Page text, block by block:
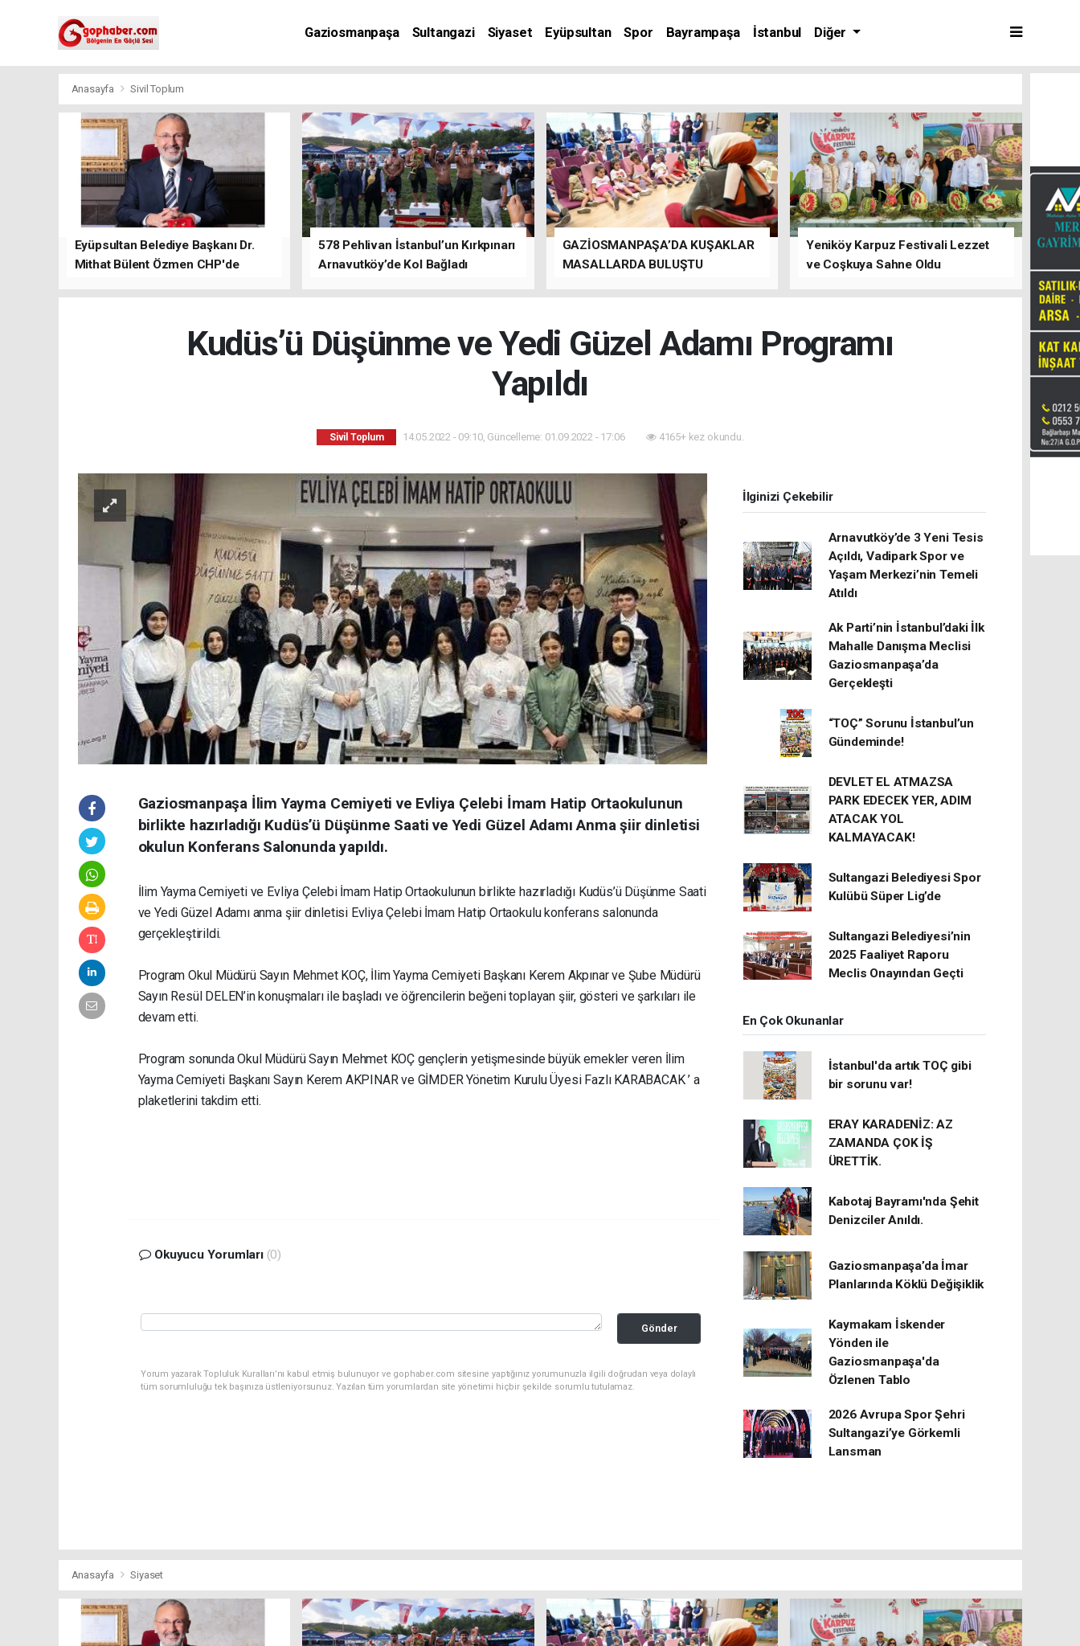
Gaziosmanpaşa Sultangazi Siyaset Eyüpsultan Spor Bayrampaşa İstanbul Diğer
Anasayfa Sivil Toplum
Eyüpsultan Belediye Başkanı Dr.
Mithat Bülent Özmen CHP'de
578 Pehlivan İstanbul’un Kırkpınarı
Arnavutköy’de Kol Bağladı
GAZİOSMANPAŞA’DA KUŞAKLAR
MASALLARDA BULUŞTU
Yeniköy Karpuz Festivali Lezzet
ve Coşkuya Sahne Oldu
Kudüs’ü Düşünme ve Yedi Güzel Adamı Programı
Yapıldı
Sivil Toplum 14.05.2022 - 09:10, Güncelleme: 01.09.2022 - 17:06 4165+ kez okundu.
Gaziosmanpaşa İlim Yayma Cemiyeti ve Evliya Çelebi İmam Hatip Ortaokulunun
birlikte hazırladığı Kudüs’ü Düşünme Saati ve Yedi Güzel Adamı Anma şiir dinletisi
okulun Konferans Salonunda yapıldı.
İlim Yayma Cemiyeti ve Evliya Çelebi İmam Hatip Ortaokulunun birlikte hazırladığı Kudüs’ü Düşünme Saati
ve Yedi Güzel Adamı anma şiir dinletisi Evliya Çelebi İmam Hatip Ortaokulu konferans salonunda
gerçekleştirildi.
Program Okul Müdürü Sayın Mehmet KOÇ, İlim Yayma Cemiyeti Başkanı Kerem Akpınar ve Şube Müdürü
Sayın Resül DELEN’in konuşmaları ile başladı ve öğrencilerin beğeni toplayan şiir, gösteri ve şarkıları ile
devam etti.
Program sonunda Okul Müdürü Sayın Mehmet KOÇ gençlerin yetişmesinde büyük emekler veren İlim
Yayma Cemiyeti Başkanı Sayın Kerem AKPINAR ve GİMDER Yönetim Kurulu Üyesi Fazlı KARABACAK ’ a
plaketlerini takdim etti.
Okuyucu Yorumları (0)
Gönder
Yorum yazarak Topluluk Kuralları’nı kabul etmiş bulunuyor ve gophaber.com sitesine yaptığınız yorumunuzla ilgili doğrudan veya dolaylı
tüm sorumluluğu tek başınıza üstleniyorsunuz. Yazılan tüm yorumlardan site yönetimi hiçbir şekilde sorumlu tutulamaz.
İlginizi Çekebilir
Arnavutköy’de 3 Yeni Tesis
Açıldı, Vadipark Spor ve
Yaşam Merkezi’nin Temeli
Atıldı
Ak Parti’nin İstanbul’daki İlk
Mahalle Danışma Meclisi
Gaziosmanpaşa’da
Gerçekleşti
“TOÇ” Sorunu İstanbul’un
Gündeminde!
DEVLET EL ATMAZSA
PARK EDECEK YER, ADIM
ATACAK YOL
KALMAYACAK!
Sultangazi Belediyesi Spor
Kulübü Süper Lig’de
Sultangazi Belediyesi’nin
2025 Faaliyet Raporu
Meclis Onayından Geçti
En Çok Okunanlar
İstanbul'da artık TOÇ gibi
bir sorunu var!
ERAY KARADENİZ: AZ
ZAMANDA ÇOK İŞ
ÜRETTİK.
Kabotaj Bayramı'nda Şehit
Denizciler Anıldı.
Gaziosmanpaşa’da İmar
Planlarında Köklü Değişiklik
Kaymakam İskender
Yönden ile
Gaziosmanpaşa'da
Özlenen Tablo
2026 Avrupa Spor Şehri
Sultangazi’ye Görkemli
Lansman
Anasayfa Siyaset